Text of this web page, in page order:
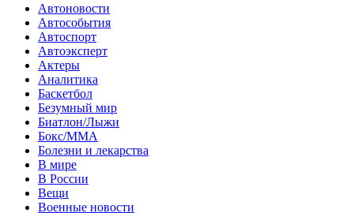
Автоновости
Автособытия
Автоспорт
Автоэксперт
Актеры
Аналитика
Баскетбол
Безумный мир
Биатлон/Лыжи
Бокс/MMA
Болезни и лекарства
В мире
В России
Вещи
Военные новости